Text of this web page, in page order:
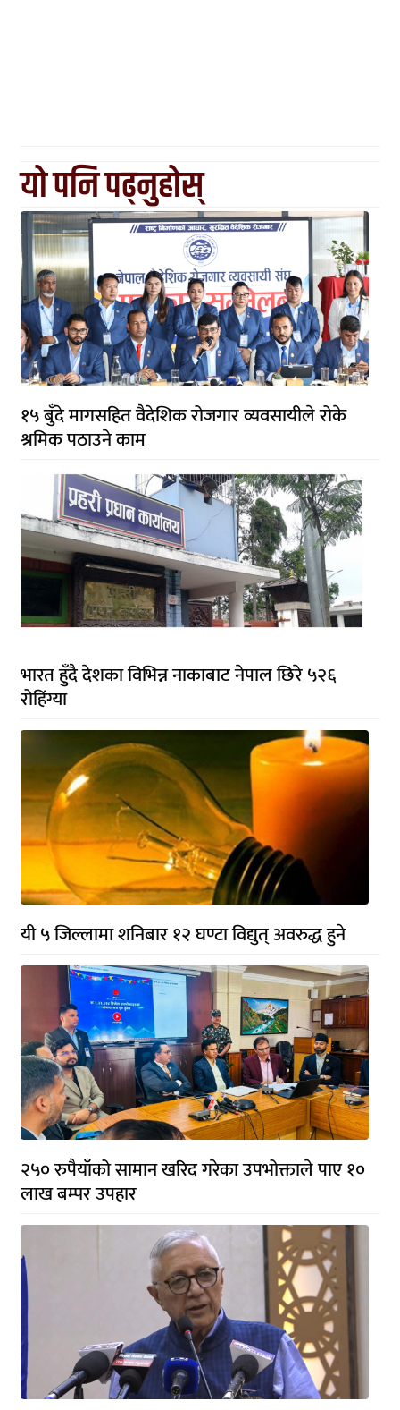
यो पनि पढ्नुहोस्
१५ बुँदे मागसहित वैदेशिक रोजगार व्यवसायीले रोके
श्रमिक पठाउने काम
भारत हुँदै देशका विभिन्न नाकाबाट नेपाल छिरे ५२६
रोहिंग्या
यी ५ जिल्लामा शनिबार १२ घण्टा विद्युत् अवरुद्ध हुने
२५० रुपैयाँको सामान खरिद गरेका उपभोक्ताले पाए १०
लाख बम्पर उपहार